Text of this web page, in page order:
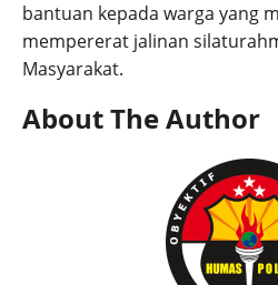
bantuan kepada warga yang
mempererat jalinan
Masyarakat.
About The Author